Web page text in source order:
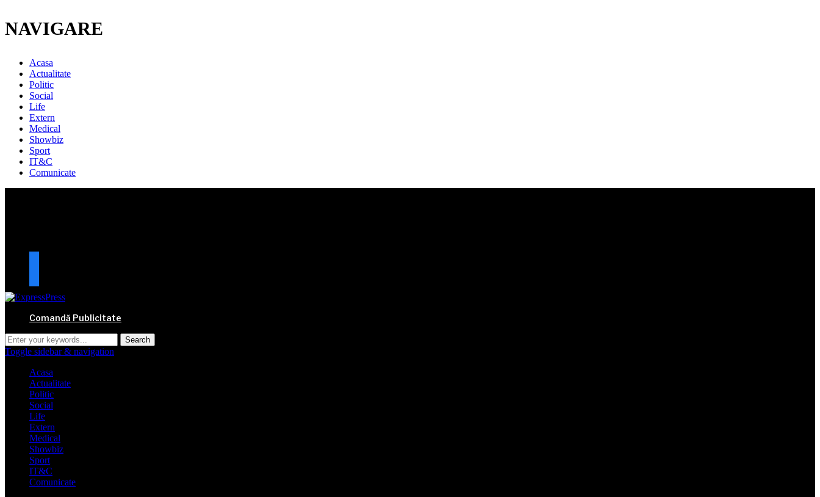
NAVIGARE
Acasa
Actualitate
Politic
Social
Life
Extern
Medical
Showbiz
Sport
IT&C
Comunicate
Comandă Publicitate
Toggle sidebar & navigation
Acasa
Actualitate
Politic
Social
Life
Extern
Medical
Showbiz
Sport
IT&C
Comunicate